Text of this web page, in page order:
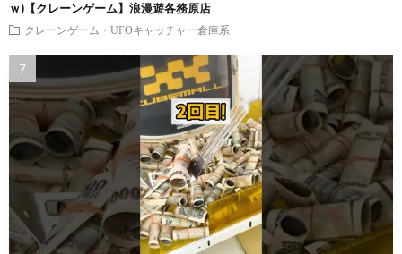
ｗ)【クレーンゲーム】浪漫遊各務原店
クレーンゲーム・UFOキャッチャー倉庫系